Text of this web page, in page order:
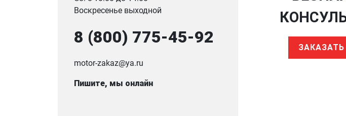
Воскресенье выходной
8 (800) 775-45-92
motor-zakaz@ya.ru
Пишите, мы онлайн